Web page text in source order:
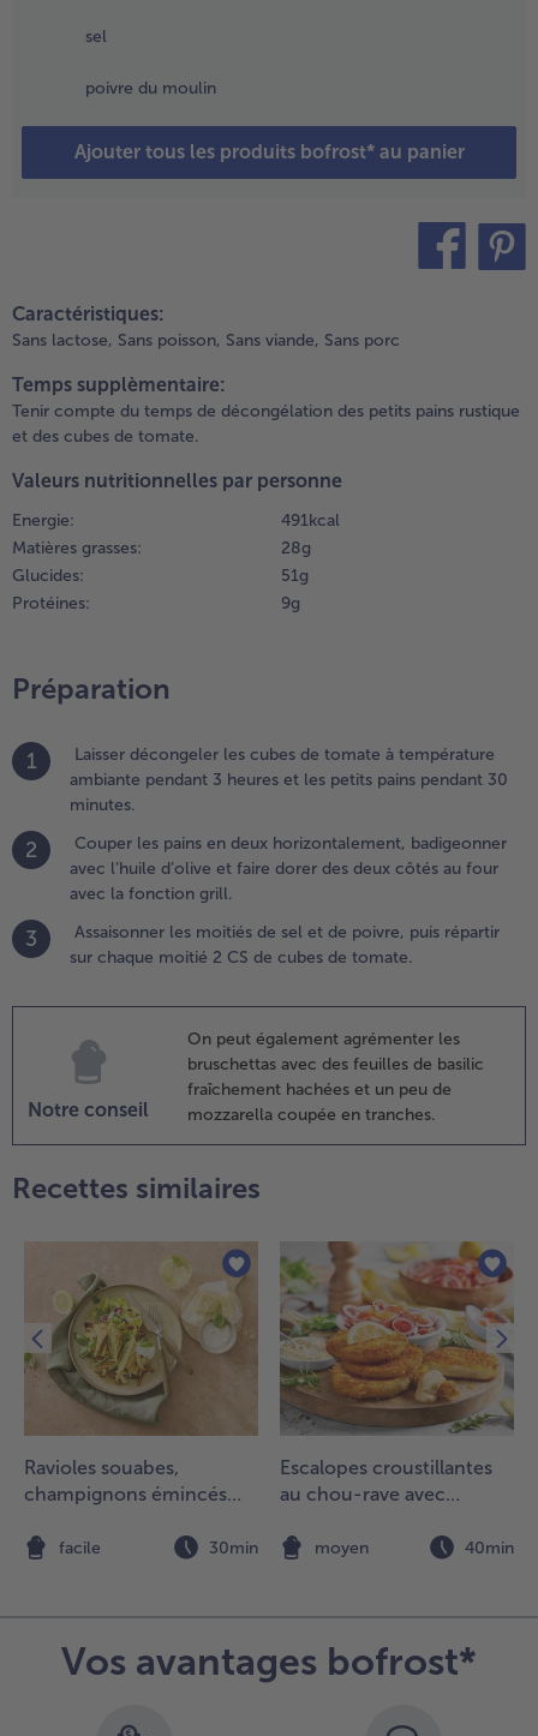
sel
poivre du moulin
Ajouter tous les produits bofrost* au panier
la fonction
moitiés
puis
sur
tomate.
Caractéristiques:
Sans lactose, Sans poisson, Sans viande, Sans porc
Temps supplèmentaire:
Tenir compte du temps de décongélation des petits pains rustique
et des cubes de tomate.
Valeurs nutritionnelles par personne
Energie:
491 kcal
Matières grasses:
28 g
Glucides:
51 g
Protéines:
9 g
Préparation
1
Laisser décongeler les cubes de tomate à température
ambiante pendant 3 heures et les petits pains pendant 30
minutes.
2
Couper les pains en deux horizontalement, badigeonner
avec l’huile d’olive et faire dorer des deux côtés au four
avec la fonction grill.
3
Assaisonner les moitiés de sel et de poivre, puis répartir
sur chaque moitié 2 CS de cubes de tomate.
Notre conseil
On peut également agrémenter les
bruschettas avec des feuilles de basilic
fraîchement hachées et un peu de
mozzarella coupée en tranches.
Recettes similaires
Ravioles souabes,
champignons émincés
facile 30min
Escalopes croustillantes
au chou-rave avec
tomates
moyen 40min
Vos avantages bofrost*